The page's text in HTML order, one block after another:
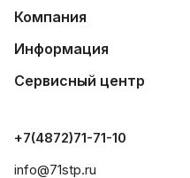
Компания
Информация
Сервисный центр
+7(4872)71-71-10
info@71stp.ru